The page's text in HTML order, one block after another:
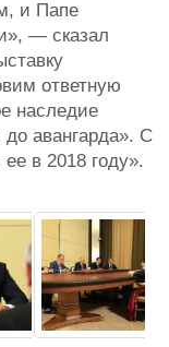
и Папе
— сказал
ответную
наследие
до авангарда». С
в 2018 году».